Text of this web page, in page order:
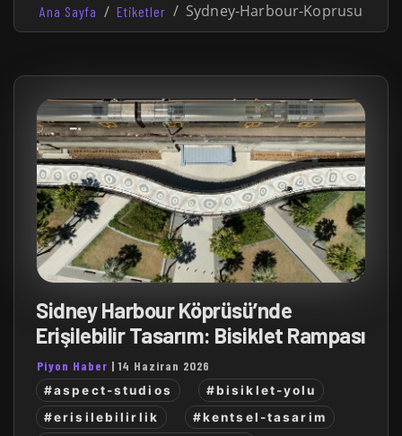
Ana Sayfa Etiketler Sydney-Harbour-Koprusu
Sidney Harbour Köprüsü’nde
Erişilebilir Tasarım: Bisiklet Rampası
Piyon Haber |14 Haziran 2026
#aspect-studios
#bisiklet-yolu
#erisilebilirlik
#kentsel-tasarim